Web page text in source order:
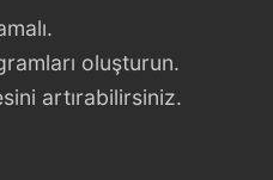
oluşturun.
artırabilirsiniz.